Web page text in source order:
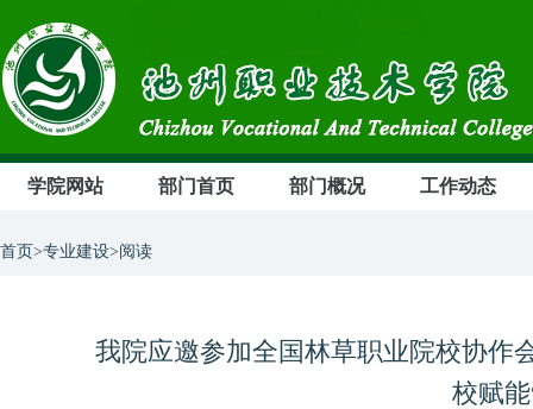
学院网站 部门首页 部门概况 工作动态
首页>专业建设>阅读
我院应邀参加全国林草职业院校协作
校赋